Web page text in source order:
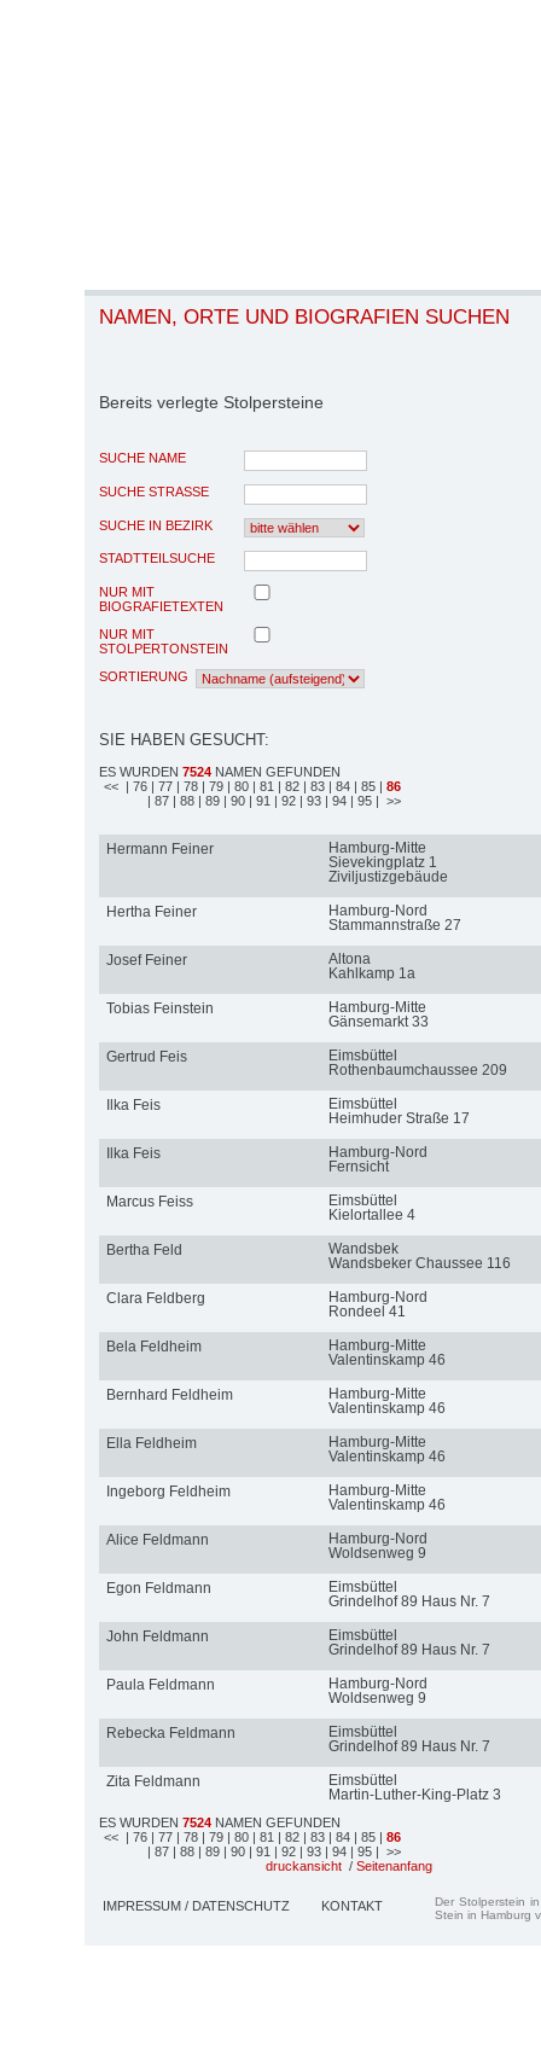
NAMEN, ORTE UND BIOGRAFIEN SUCHEN
Bereits verlegte Stolpersteine
SUCHE NAME
SUCHE STRASSE
SUCHE IN BEZIRK
STADTTEILSUCHE
NUR MIT
BIOGRAFIETEXTEN
NUR MIT
STOLPERTONSTEIN
SORTIERUNG
SIE HABEN GESUCHT:
ES WURDEN 7524 NAMEN GEFUNDEN
<< | 76 | 77 | 78 | 79 | 80 | 81 | 82 | 83 | 84 | 85 | 86
| 87 | 88 | 89 | 90 | 91 | 92 | 93 | 94 | 95 | >>
Hermann Feiner
Hamburg-Mitte
Sievekingplatz 1
Ziviljustizgebäude
Hertha Feiner
Hamburg-Nord
Stammannstraße 27
Josef Feiner
Altona
Kahlkamp 1a
Tobias Feinstein
Hamburg-Mitte
Gänsemarkt 33
Gertrud Feis
Eimsbüttel
Rothenbaumchaussee 209
Ilka Feis
Eimsbüttel
Heimhuder Straße 17
Ilka Feis
Hamburg-Nord
Fernsicht
Marcus Feiss
Eimsbüttel
Kielortallee 4
Bertha Feld
Wandsbek
Wandsbeker Chaussee 116
Clara Feldberg
Hamburg-Nord
Rondeel 41
Bela Feldheim
Hamburg-Mitte
Valentinskamp 46
Bernhard Feldheim
Hamburg-Mitte
Valentinskamp 46
Ella Feldheim
Hamburg-Mitte
Valentinskamp 46
Ingeborg Feldheim
Hamburg-Mitte
Valentinskamp 46
Alice Feldmann
Hamburg-Nord
Woldsenweg 9
Egon Feldmann
Eimsbüttel
Grindelhof 89 Haus Nr. 7
John Feldmann
Eimsbüttel
Grindelhof 89 Haus Nr. 7
Paula Feldmann
Hamburg-Nord
Woldsenweg 9
Rebecka Feldmann
Eimsbüttel
Grindelhof 89 Haus Nr. 7
Zita Feldmann
Eimsbüttel
Martin-Luther-King-Platz 3
ES WURDEN 7524 NAMEN GEFUNDEN
<< | 76 | 77 | 78 | 79 | 80 | 81 | 82 | 83 | 84 | 85 | 86
| 87 | 88 | 89 | 90 | 91 | 92 | 93 | 94 | 95 | >>
druckansicht / Seitenanfang
IMPRESSUM / DATENSCHUTZ KONTAKT
Der Stolperstein
Stein in Hamburg